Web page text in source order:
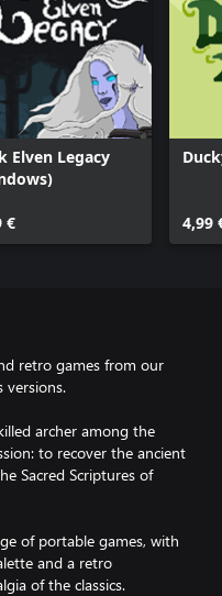
Elven Legacy
€ 4,99
retro games from our
versions.
archer among the
to recover the ancient
Sacred Scriptures of
of portable games, with
and a retro
of the classics.